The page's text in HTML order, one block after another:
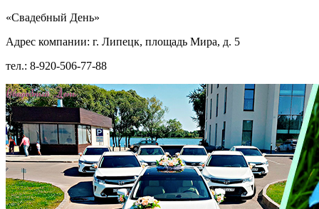
«Свадебный День»
Адрес компании: г. Липецк, площадь Мира, д. 5
тел.: 8-920-506-77-88